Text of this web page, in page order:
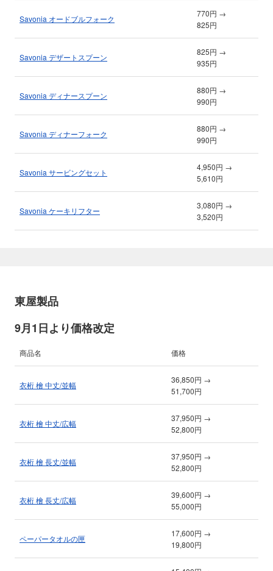
Savonia オードブルフォーク
770円 →
825円
Savonia デザートスプーン
825円 →
935円
Savonia ディナースプーン
880円 →
990円
Savonia ディナーフォーク
880円 →
990円
Savonia サービングセット
4,950円 →
5,610円
Savonia ケーキリフター
3,080円 →
3,520円
東屋製品
9月1日より価格改定
商品名 価格
衣桁 檜 中丈/並幅
36,850円 →
51,700円
衣桁 檜 中丈/広幅
37,950円 →
52,800円
衣桁 檜 長丈/並幅
37,950円 →
52,800円
衣桁 檜 長丈/広幅
39,600円 →
55,000円
ペーパータオルの匣
17,600円 →
19,800円